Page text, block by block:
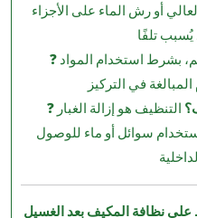
أو رش الماء على الأجزاء
❓ بشرط استخدام المواد
❓ التنظيف هو إزالة الغبار
سوائل أو ماء للوصول
نظافة المكيف بعد الغسيل